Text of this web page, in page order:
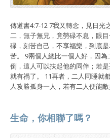
傳道書4:7-12 7我又轉念，見日光
二，無子無兄，竟勞碌不息，眼
碌，刻苦自己，不享福樂，到底
苦。 9兩個人總比一個人好，因
倒，這人可以扶起他的同伴；若
就有禍了。 11再者，二人同睡就
人攻勝孤身一人，若有二人便能
生命，你相聯了嗎？